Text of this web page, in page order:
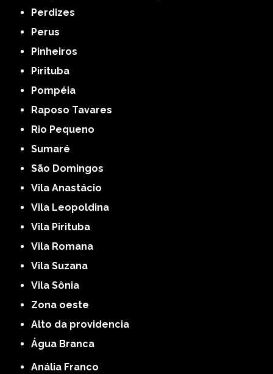
Perdizes
Perus
Pinheiros
Pirituba
Pompéia
Raposo Tavares
Rio Pequeno
Sumaré
São Domingos
Vila Anastácio
Vila Leopoldina
Vila Pirituba
Vila Romana
Vila Suzana
Vila Sônia
Zona oeste
alto da providencia
Água Branca
Anália Franco